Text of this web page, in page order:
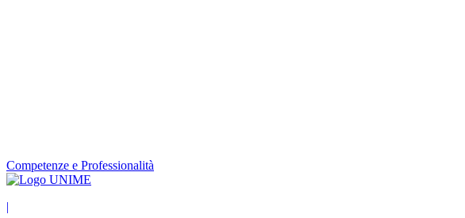
Competenze e Professionalità
|